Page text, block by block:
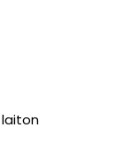
laiton